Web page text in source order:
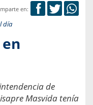
en:
día
de
Masvida tenía